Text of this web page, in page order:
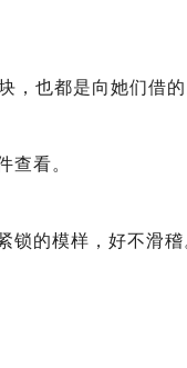
，也都是向她们借的
查看。
的模样，好不滑稽